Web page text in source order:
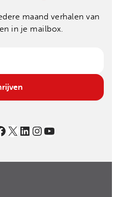
maand verhalen van
in je mailbox.
X LinkedIn
Instagram
YouTube